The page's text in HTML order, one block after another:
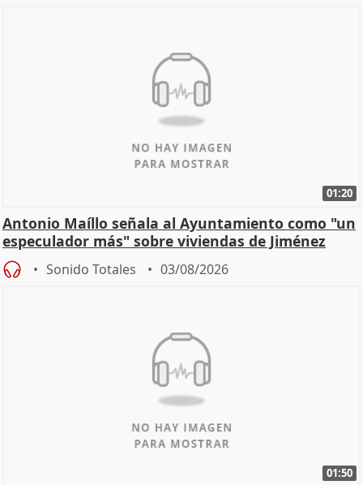
01:20
Antonio Maíllo señala al Ayuntamiento como "un
especulador más" sobre viviendas de Jiménez
Becerril
Sonido Totales 03/08/2026
01:50